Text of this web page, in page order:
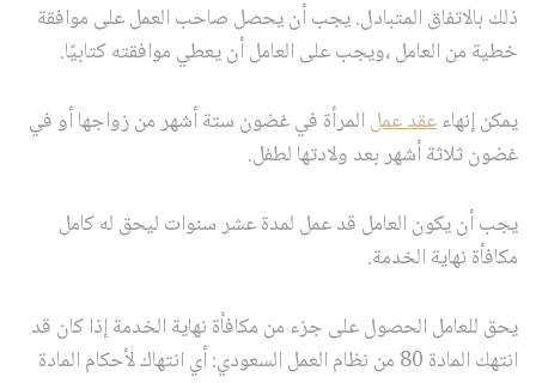
ذلك بالاتفاق المتبادل. يجب أن يحصل صاحب العمل على موافقة
خطية من العامل ،ويجب على العامل أن يعطي موافقته كتابيًا.
يمكن إنهاءعقد عمل المرأة في غضون ستة أشهر من زواجها أو في
غضون ثلاثة أشهر بعد ولادتها لطفل.
يجب أن يكون العامل قد عمل لمدة عشر سنوات ليحق له كامل
مكافأة نهاية الخدمة.
يحق للعامل الحصول على جزء من مكافأة نهاية الخدمة إذا كان قد
انتهك المادة 80 من نظام العمل السعودي: أي انتهاك لأحكام المادة